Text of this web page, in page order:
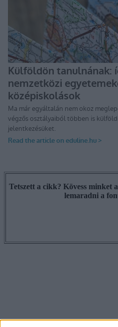
Tetszett a cikk? Kövess minket
lemaradni a